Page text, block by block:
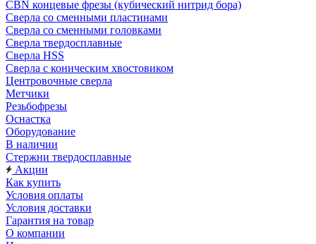
CBN концевые фрезы (кубический нитрид бора)
Сверла со сменными пластинами
Сверла со сменными головками
Сверла твердосплавные
Сверла HSS
Сверла с коническим хвостовиком
Центровочные сверла
Метчики
Резьбофрезы
Оснастка
Оборудование
В наличии
Стержни твердосплавные
Акции
Как купить
Условия оплаты
Условия доставки
Гарантия на товар
О компании